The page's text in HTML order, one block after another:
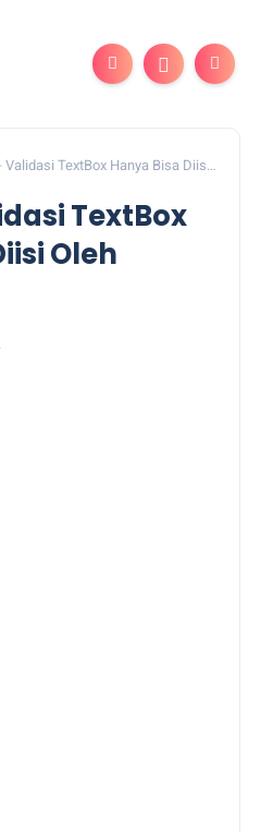
Validasi TextBox Hanya Bisa Diisi
TextBox
Oleh